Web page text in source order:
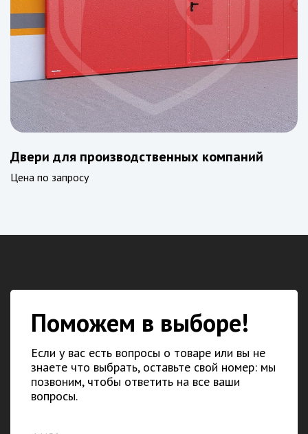
Двери для производственных компаний
Цена по запросу
Поможем в выборе!
Если у вас есть вопросы о товаре или вы не
знаете что выбрать, оставьте свой номер: мы
позвоним, чтобы ответить на все ваши
вопросы.